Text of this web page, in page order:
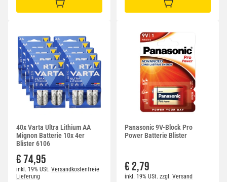
IN DEN WARENKORB IN DEN WARENKORB
40x Varta Ultra Lithium AA
Mignon Batterie 10x 4er
Blister 6106
€ 74,95
inkl. 19% USt. Versandkostenfreie
Lieferung
Panasonic 9V-Block Pro
Power Batterie Blister
€ 2,79
inkl. 19% USt. zzgl. Versand